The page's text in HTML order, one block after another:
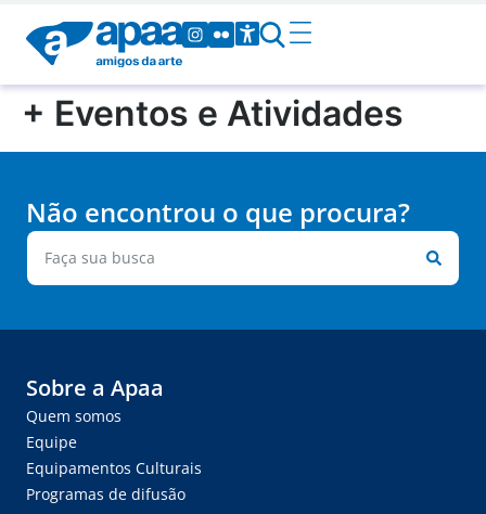
+ Eventos e Atividades
Não encontrou o que procura?
Sobre a Apaa
Quem somos
Equipe
Equipamentos Culturais
Programas de difusão